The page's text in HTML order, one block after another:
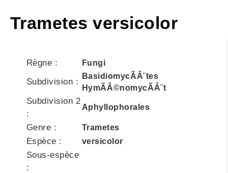
Trametes versicolor
Règne : Fungi
Subdivision :
BasidiomycÃÂ¨tes
HymÃÂ©nomycÃÂ¨t
Subdivision 2
:
Aphyllophorales
Genre : Trametes
Espèce : versicolor
Sous-espèce
: